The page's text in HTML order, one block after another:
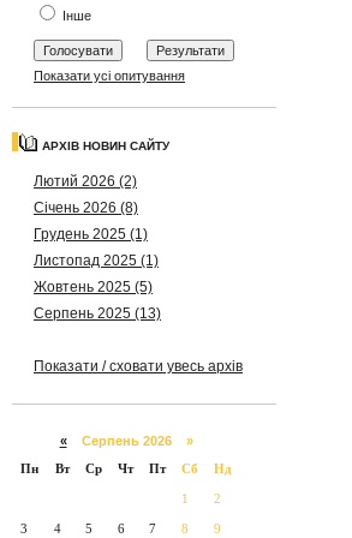
Інше
Показати усі опитування
АРХІВ НОВИН САЙТУ
Лютий 2026 (2)
Січень 2026 (8)
Грудень 2025 (1)
Листопад 2025 (1)
Жовтень 2025 (5)
Серпень 2025 (13)
Показати / сховати увесь архів
«Серпень 2026 »
Пн
Вт Ср Чт Пт Сб Нд
1 2
3 4 5 6 7 8 9